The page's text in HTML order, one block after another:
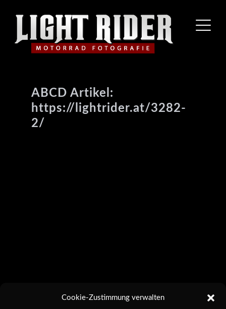
Cookie-Zustimmung verwalten
ABCD Artikel:
https://lightrider.at/3282-
2/